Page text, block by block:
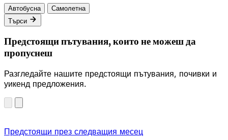
Автобусна
Самолетна
Търси
Предстоящи пътувания, които не можеш да
пропуснеш
Разгледайте нашите предстоящи пътувания, почивки и
уикенд предложения.
Предстоящи през следващия месец